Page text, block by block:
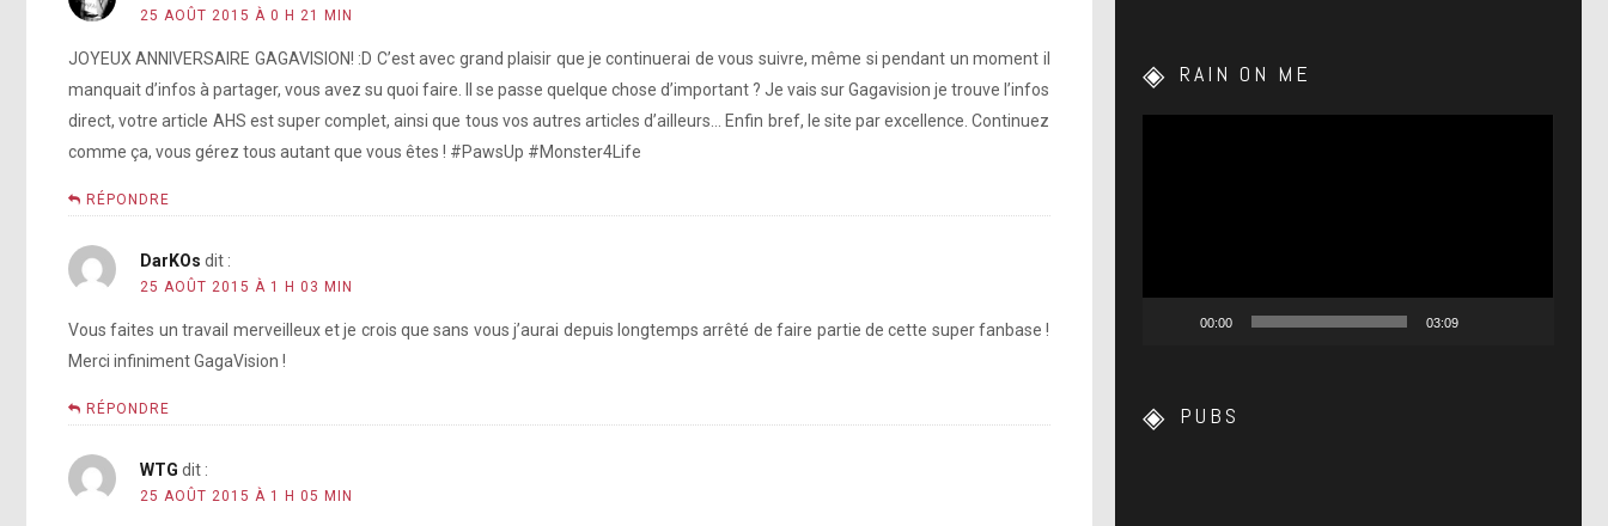
25 AOÛT 2015 À 0 H 21 MIN
JOYEUX ANNIVERSAIRE GAGAVISION! :D C’est avec grand plaisir que je continuerai de vous suivre, même si pendant un moment il
manquait d’infos à partager, vous avez su quoi faire. Il se passe quelque chose d’important ? Je vais sur Gagavision je trouve l’infos
direct, votre article AHS est super complet, ainsi que tous vos autres articles d’ailleurs… Enfin bref, le site par excellence. Continuez
comme ça, vous gérez tous autant que vous êtes ! #PawsUp #Monster4Life
RÉPONDRE
DarKOs dit :
25 AOÛT 2015 À 1 H 03 MIN
Vous faites un travail merveilleux et je crois que sans vous j’aurai depuis longtemps arrêté de faire partie de cette super fanbase !
Merci infiniment GagaVision !
RÉPONDRE
WTG dit :
25 AOÛT 2015 À 1 H 05 MIN
RAIN ON ME
00:00 03:09
PUBS